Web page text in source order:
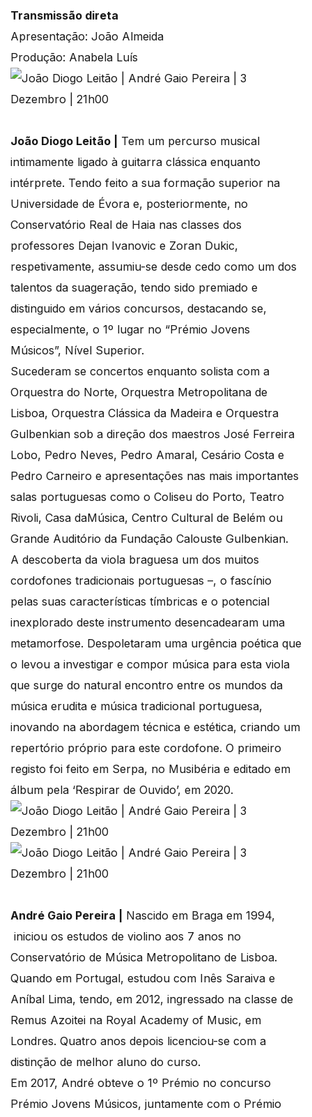
Transmissão direta
Apresentação: João Almeida
Produção: Anabela Luís
João Diogo Leitão |
Tem um percurso musical
intimamente ligado à guitarra clássica enquanto
intérprete. Tendo feito a sua formação superior na
Universidade de Évora e, posteriormente, no
Conservatório Real de Haia nas classes dos
professores Dejan Ivanovic e Zoran Dukic,
respetivamente, assumiu-se desde cedo como um dos
talentos da suageração, tendo sido premiado e
distinguido em vários concursos, destacando se,
especialmente, o 1º lugar no “Prémio Jovens
Músicos”, Nível Superior.
Sucederam se concertos enquanto solista com a
Orquestra do Norte, Orquestra Metropolitana de
Lisboa, Orquestra Clássica da Madeira e Orquestra
Gulbenkian sob a direção dos maestros José Ferreira
Lobo, Pedro Neves, Pedro Amaral, Cesário Costa e
Pedro Carneiro e apresentações nas mais importantes
salas portuguesas como o Coliseu do Porto, Teatro
Rivoli, Casa daMúsica, Centro Cultural de Belém ou
Grande Auditório da Fundação Calouste Gulbenkian.
A descoberta da viola braguesa um dos muitos
cordofones tradicionais portuguesas –, o fascínio
pelas suas características tímbricas e o potencial
inexplorado deste instrumento desencadearam uma
metamorfose. Despoletaram uma urgência poética que
o levou a investigar e compor música para esta viola
que surge do natural encontro entre os mundos da
música erudita e música tradicional portuguesa,
inovando na abordagem técnica e estética, criando um
repertório próprio para este cordofone. O primeiro
registo foi feito em Serpa, no Musibéria e editado em
álbum pela ‘Respirar de Ouvido’, em 2020.
André Gaio Pereira |
Nascido em Braga em 1994,
iniciou os estudos de violino aos 7 anos no
Conservatório de Música Metropolitano de Lisboa.
Quando em Portugal, estudou com Inês Saraiva e
Aníbal Lima, tendo, em 2012, ingressado na classe de
Remus Azoitei na Royal Academy of Music, em
Londres. Quatro anos depois licenciou-se com a
distinção de melhor aluno do curso.
Em 2017, André obteve o 1º Prémio no concurso
Prémio Jovens Músicos, juntamente com o Prémio